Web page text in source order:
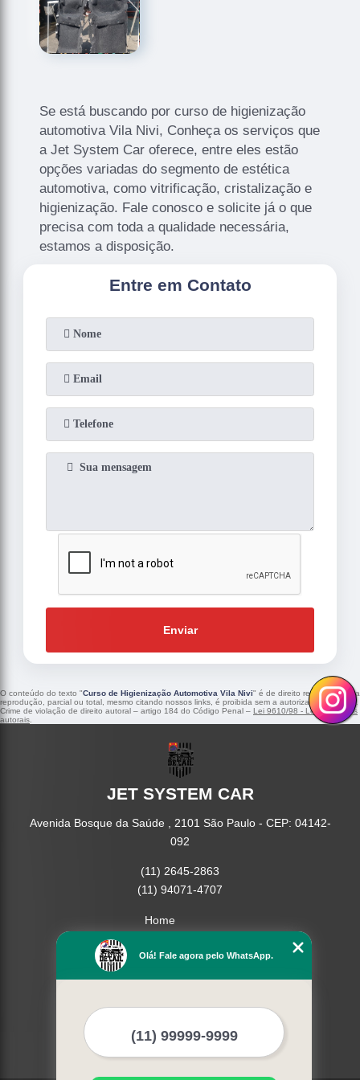
Se está buscando por curso de higienização
automotiva Vila Nivi, Conheça os serviços que
a Jet System Car oferece, entre eles estão
opções variadas do segmento de estética
automotiva, como vitrificação, cristalização e
higienização. Fale conosco e solicite já o que
precisa com toda a qualidade necessária,
estamos a disposição.
Entre em Contato
Enviar
O conteúdo do texto "Curso de Higienização Automotiva Vila Nivi" é de direito reservado. Sua
reprodução, parcial ou total, mesmo citando nossos links, é proibida sem a autorização do autor.
Crime de violação de direito autoral – artigo 184 do Código Penal – Lei 9610/98 - Lei de direitos
autorais
JET SYSTEM CAR
Avenida Bosque da Saúde , 2101 São Paulo - CEP: 04142-
092
(11) 2645-2863
(11) 94071-4707
Home
Missão
Mapa do site
Mais Serviços
Olá! Fale agora pelo WhatsApp.